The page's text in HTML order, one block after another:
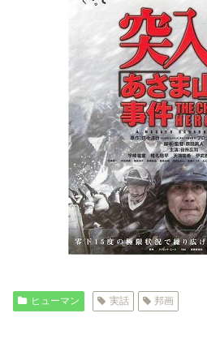
ヒューマン 実話 邦画